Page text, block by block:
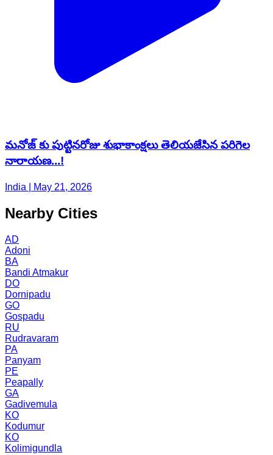
మనోజ్ కు పుట్టినరోజు శుభాకాంక్షలు తెలియజేసిన పరిగెల
నారాయణ...!
India | May 21, 2026
Nearby Cities
AD
Adoni
BA
Bandi Atmakur
DO
Dornipadu
GO
Gospadu
RU
Rudravaram
PA
Panyam
PE
Peapally
GA
Gadivemula
KO
Kodumur
KO
Kolimigundla